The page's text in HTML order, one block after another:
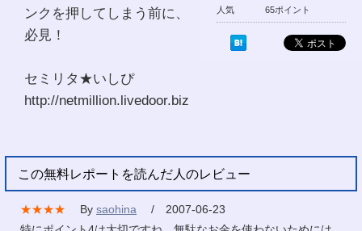
人気 65ポイント
ンクを押してしまう前に、
必見！
セミリタ★いしぴ
http://netmillion.livedoor.biz
この無料レポートを読んだ人のレビュー
★★★★ By saohina
/ 2007-06-23